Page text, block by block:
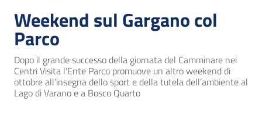
Weekend sul Gargano col
Parco
Dopo il grande successo della giornata del Camminare nei
Centri Visita l’Ente Parco promuove un altro weekend di
ottobre all’insegna dello sport e della tutela dell’ambiente al
Lago di Varano e a Bosco Quarto